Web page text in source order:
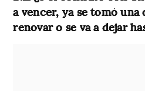
a vencer, ya se tomó una
renovar o se va a dejar